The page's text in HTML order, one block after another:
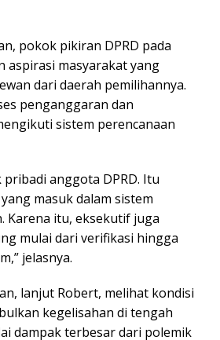
pokok pikiran DPRD pada
aspirasi masyarakat yang
dari daerah pemilihannya.
penganggaran dan
sistem perencanaan
anggota DPRD. Itu
masuk dalam sistem
Karena itu, eksekutif juga
mulai dari verifikasi hingga
jelasnya.
lanjut Robert, melihat kondisi
kegelisahan di tengah
dampak terbesar dari polemik